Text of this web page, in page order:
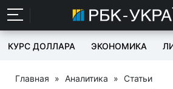
КУРС ДОЛЛАРА ЭКОНОМИКА
Главная » Аналитика » Статьи